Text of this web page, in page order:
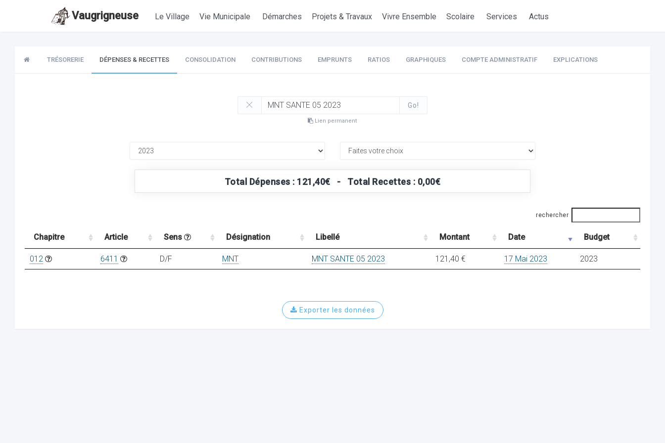
Vaugrigneuse Le Village Vie Municipale Démarches Projets & Travaux Vivre Ensemble Scolaire Services Actus
TRÉSORERIE DÉPENSES & RECETTES CONSOLIDATION CONTRIBUTIONS EMPRUNTS RATIOS GRAPHIQUES COMPTE ADMINISTRATIF EXPLICATIONS
Go!
Lien permanent
Total Dépenses : 121,40€ - Total Recettes : 0,00€
rechercher
Chapitre Article Sens Désignation Libellé Montant Date Budget
012 6411 D/F MNT MNT SANTE 05 2023 121,40 € 17 Mai 2023 2023
Exporter les données